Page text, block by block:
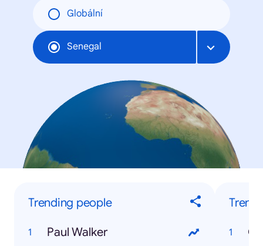
Globální
Senegal
Trending people
Paul Walker